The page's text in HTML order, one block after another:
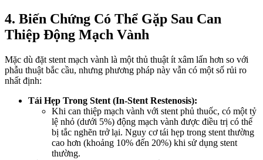
4. Biến Chứng Có Thể Gặp Sau Can
Thiệp Động Mạch Vành
Mặc dù đặt stent mạch vành là một thủ thuật ít xâm lấn hơn so với
phẫu thuật bắc cầu, nhưng phương pháp này vẫn có một số rủi ro
nhất định:
Tái Hẹp Trong Stent (In-Stent Restenosis):
Khi can thiệp mạch vành với stent phủ thuốc, có một tỷ
lệ nhỏ (dưới 5%) động mạch vành được điều trị có thể
bị tắc nghẽn trở lại. Nguy cơ tái hẹp trong stent thường
cao hơn (khoảng 10% đến 20%) khi sử dụng stent
thường.